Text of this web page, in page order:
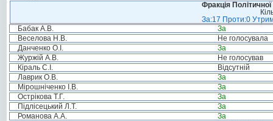
Фракція
За:17 Проти:0
Бабак А.В.
За
Веселова Н.В.
Не голосувала
Данченко О.І.
За
Журжій А.В.
Не голосував
Кіраль С.І.
Відсутній
Лаврик О.В.
За
Мірошніченко І.В.
За
Острікова Т.Г.
За
Підлісецький Л.Т.
За
Романова А.А.
За